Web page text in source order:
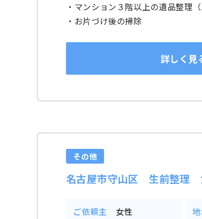
・マンション３階以上の遺品整理
・お片づけ後の掃除
詳しく見
その他
名古屋市守山区 生前整理
ご依頼主 女性